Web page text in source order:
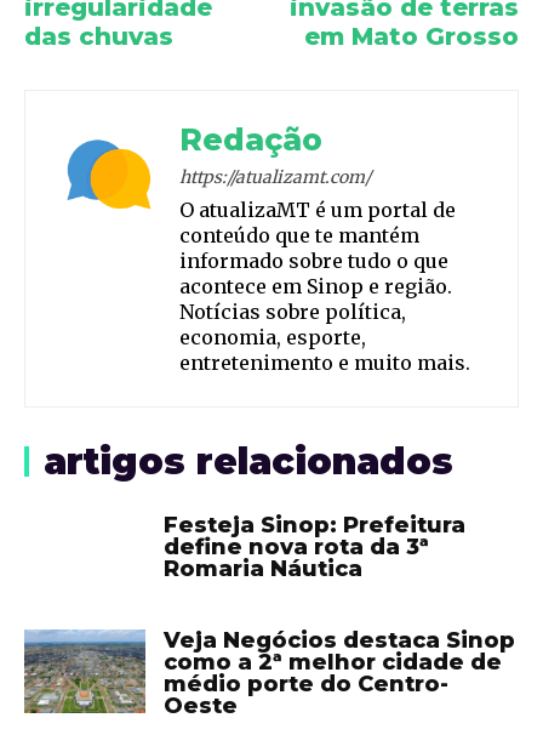
irregularidade
das chuvas
invasão de terras
em Mato Grosso
Redação
https://atualizamt.com/
O atualizaMT é um portal de
conteúdo que te mantém
informado sobre tudo o que
acontece em Sinop e região.
Notícias sobre política,
economia, esporte,
entretenimento e muito mais.
artigos relacionados
Festeja Sinop: Prefeitura
define nova rota da 3ª
Romaria Náutica
Veja Negócios destaca Sinop
como a 2ª melhor cidade de
médio porte do Centro-
Oeste